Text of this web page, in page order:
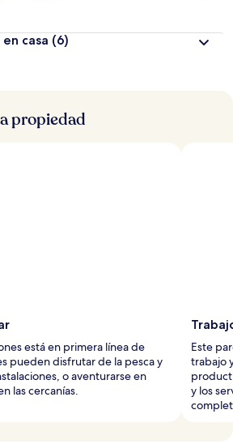
casa (6)
propiedad
está en primera línea de
pueden disfrutar de la pesca y
o aventurarse en
las cercanías.
Este
trabajo
y los